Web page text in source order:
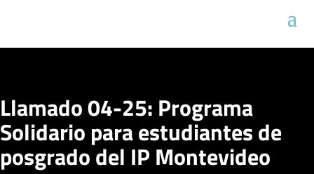
Llamado 04-25: Programa
Solidario para estudiantes de
posgrado del IP Montevideo